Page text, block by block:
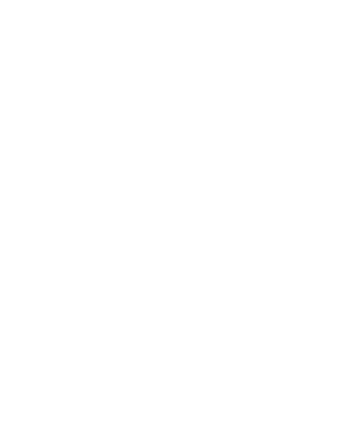
očekávání ohledně destinace. Velmi oceňuji služby delegáta. Také úroveň